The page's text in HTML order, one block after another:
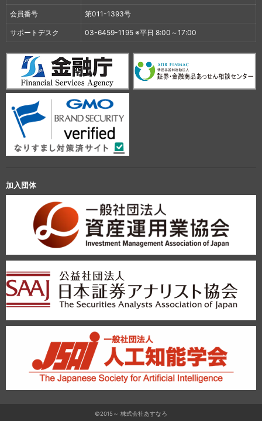
会員番号 第011-1393号
サポートデスク 03-6459-1195 ※平日 8:00～17:00
加入団体
©2015～ 株式会社あすなろ